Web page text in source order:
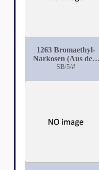
1263 Bromaethyl-
Narkosen (Aus dem
zahnärtzlichen Istitut
SB/5/#